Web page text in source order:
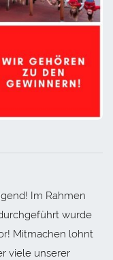
Im Rahmen
wurde
Mitmachen lohnt
viele unserer